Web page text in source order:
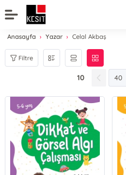
Anasayfa Yazar Celal Akbaş
Filtre
10